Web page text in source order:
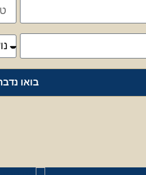
בואו